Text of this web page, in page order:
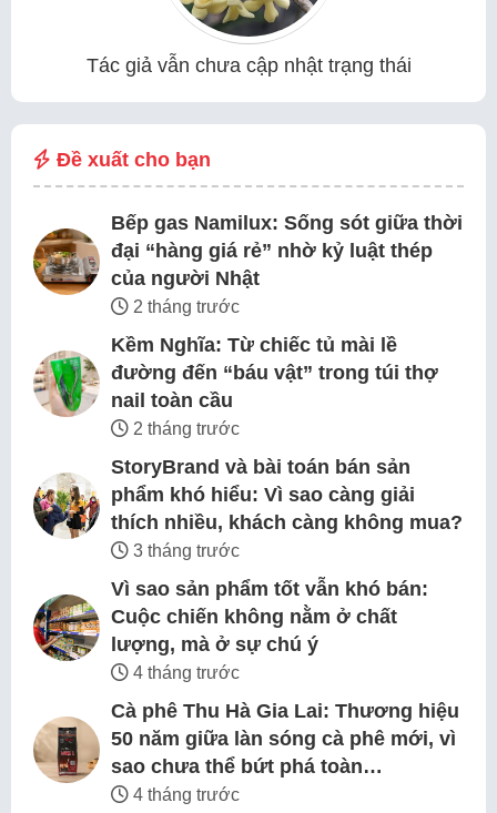
Tác giả vẫn chưa cập nhật trạng thái
Đề xuất cho bạn
Bếp gas Namilux: Sống sót giữa thời
đại “hàng giá rẻ” nhờ kỷ luật thép
của người Nhật
2 tháng trước
Kềm Nghĩa: Từ chiếc tủ mài lề
đường đến “báu vật” trong túi thợ
nail toàn cầu
2 tháng trước
StoryBrand và bài toán bán sản
phẩm khó hiểu: Vì sao càng giải
thích nhiều, khách càng không mua?
3 tháng trước
Vì sao sản phẩm tốt vẫn khó bán:
Cuộc chiến không nằm ở chất
lượng, mà ở sự chú ý
4 tháng trước
Cà phê Thu Hà Gia Lai: Thương hiệu
50 năm giữa làn sóng cà phê mới, vì
sao chưa thể bứt phá toàn…
4 tháng trước